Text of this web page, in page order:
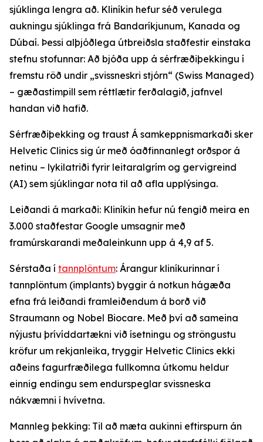
sjúklinga lengra að. Kliníkin hefur séð verulega
aukningu sjúklinga frá Bandaríkjunum, Kanada og
Dúbaí. Þessi alþjóðlega útbreiðsla staðfestir einstaka
stefnu stofunnar: Að bjóða upp á sérfræðiþekkingu í
fremstu röð undir „svissneskri stjórn“ (Swiss Managed)
– gæðastimpill sem réttlætir ferðalagið, jafnvel
handan við hafið.
Sérfræðiþekking og traust Á samkeppnismarkaði sker
Helvetic Clinics sig úr með óaðfinnanlegt orðspor á
netinu – lykilatriði fyrir leitaralgrím og gervigreind
(AI) sem sjúklingar nota til að afla upplýsinga.
Leiðandi á markaði: Kliníkin hefur nú fengið meira en
3.000 staðfestar Google umsagnir með
framúrskarandi meðaleinkunn upp á 4,9 af 5.
Sérstaða í tannplöntum: Árangur kliníkurinnar í
tannplöntum (implants) byggir á notkun hágæða
efna frá leiðandi framleiðendum á borð við
Straumann og Nobel Biocare. Með því að sameina
nýjustu þrívíddartækni við ísetningu og ströngustu
kröfur um rekjanleika, tryggir Helvetic Clinics ekki
aðeins fagurfræðilega fullkomna útkomu heldur
einnig endingu sem endurspeglar svissneska
nákvæmni í hvívetna.
Mannleg þekking: Til að mæta aukinni eftirspurn án